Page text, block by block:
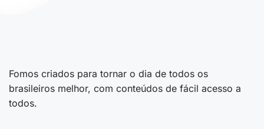
Fomos criados para tornar o dia de todos os
brasileiros melhor, com conteúdos de fácil acesso a
todos.